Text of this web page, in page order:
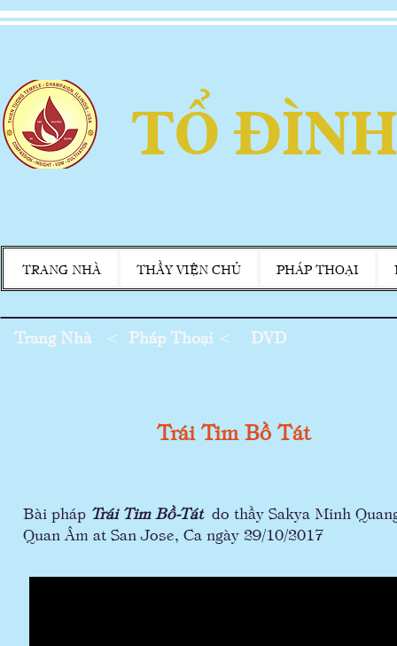
TỔ
TRANG NHÀ THẦY VIỆN CHỦ PHÁP THOẠI
Trang Nhà < Pháp Thoại < DVD
Trái Tim Bồ Tát
Bài pháp Trái Tim Bồ-Tátdo thầy Sakya Minh
Quan Âm at San Jose, Ca ngày 29/10/2017